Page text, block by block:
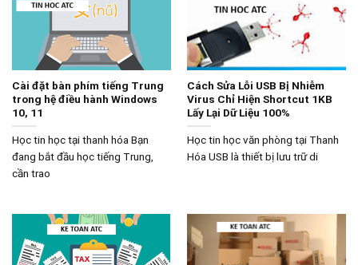
Cài đặt bàn phím tiếng Trung
trong hệ điều hành Windows
10, 11
Học tin học tại thanh hóa Bạn
đang bắt đầu học tiếng Trung,
cần trao
Cách Sửa Lỗi USB Bị Nhiễm
Virus Chỉ Hiện Shortcut 1KB
Lấy Lại Dữ Liệu 100%
Học tin học văn phòng tại Thanh
Hóa USB là thiết bị lưu trữ di